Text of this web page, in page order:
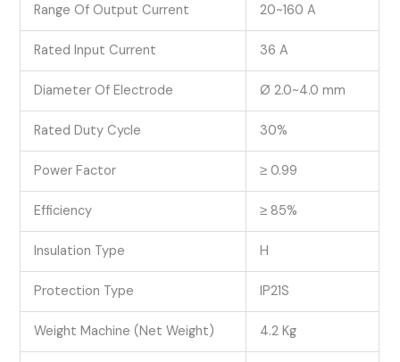
Range Of Output Current 20~160 A
Rated Input Current 36 A
Diameter Of Electrode Ø 2.0~4.0 mm
Rated Duty Cycle 30%
Power Factor ≥ 0.99
Efficiency ≥ 85%
Insulation Type H
Protection Type IP21S
Weight Machine (Net Weight) 4.2 Kg